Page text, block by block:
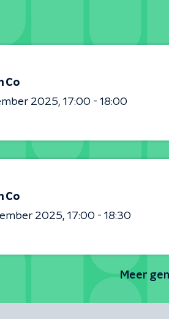
Co
2025 17:00 - 18:00
Co
2025 17:00 - 18:30
Meer